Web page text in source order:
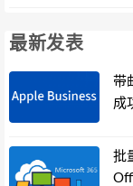
最新发表
带
成
批